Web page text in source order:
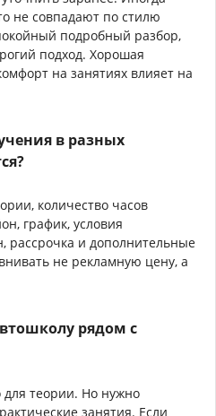
не совпадают по стилю
подробный разбор,
подход. Хорошая
на занятиях влияет на
в разных
количество часов
график, условия
рассрочка и дополнительные
не рекламную цену, а
рядом с
для теории. Но нужно
занятия. Если